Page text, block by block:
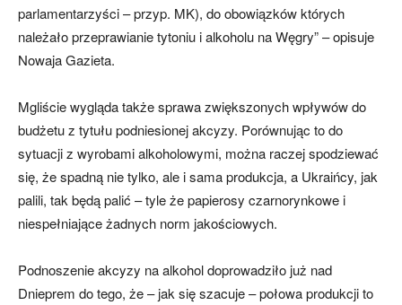
parlamentarzyści – przyp. MK), do obowiązków których
należało przeprawianie tytoniu i alkoholu na Węgry” – opisuje
Nowaja Gazieta.
Mgliście wygląda także sprawa zwiększonych wpływów do
budżetu z tytułu podniesionej akcyzy. Porównując to do
sytuacji z wyrobami alkoholowymi, można raczej spodziewać
się, że spadną nie tylko, ale i sama produkcja, a Ukraińcy, jak
palili, tak będą palić – tyle że papierosy czarnorynkowe i
niespełniające żadnych norm jakościowych.
Podnoszenie akcyzy na alkohol doprowadziło już nad
Dnieprem do tego, że – jak się szacuje – połowa produkcji to